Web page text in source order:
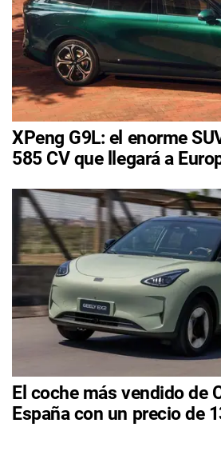
XPeng G9L: el enorme
585 CV que llegará a
El coche más vendido de
España con un precio de